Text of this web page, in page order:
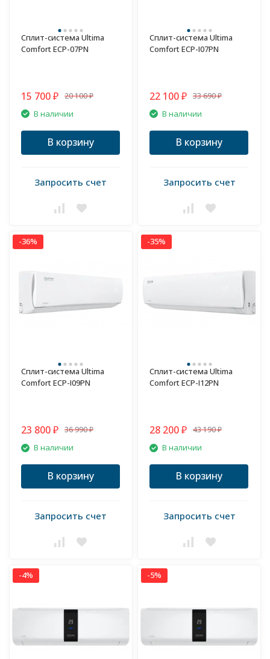
Сплит-система Ultima
Comfort ECP-07PN
15 700 ₽ 20 100 ₽
В наличии
В корзину
Запросить счет
Сплит-система Ultima
Comfort ECP-I07PN
22 100 ₽ 33 690 ₽
В наличии
В корзину
Запросить счет
-36%
Сплит-система Ultima
Comfort ECP-I09PN
23 800 ₽ 36 990 ₽
В наличии
В корзину
Запросить счет
-35%
Сплит-система Ultima
Comfort ECP-I12PN
28 200 ₽ 43 190 ₽
В наличии
В корзину
Запросить счет
-4% -5%